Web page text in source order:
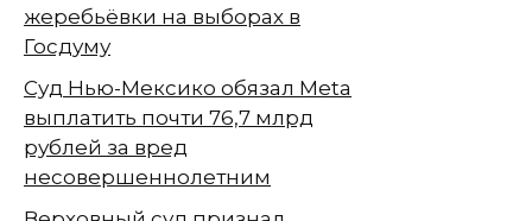
жеребьёвки на выборах в
Госдуму
Суд Нью-Мексико обязал Meta
выплатить почти 76,7 млрд
рублей за вред
несовершеннолетним